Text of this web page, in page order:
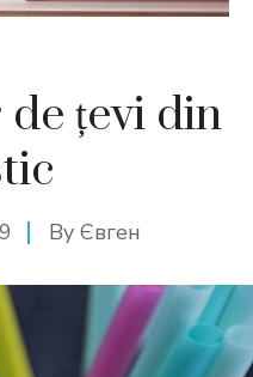
țevi din
By Євген